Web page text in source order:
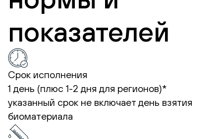
показателей
Срок исполнения
1 день (плюс 1-2 дня для регионов)*
указанный срок не включает день взятия
биоматериала